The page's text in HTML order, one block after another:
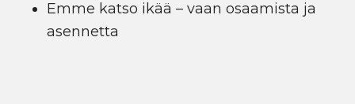
Emme katso ikää – vaan osaamista ja
asennetta